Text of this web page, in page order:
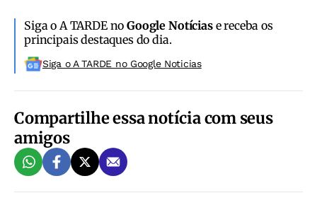
Siga o A TARDE noGoogle Notíciase receba os
principais destaques do dia.
Siga o A TARDE no Google Noticias
Compartilhe essa notícia com seus
amigos